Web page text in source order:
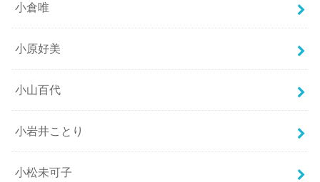
小倉唯
小原好美
小山百代
小岩井ことり
小松未可子